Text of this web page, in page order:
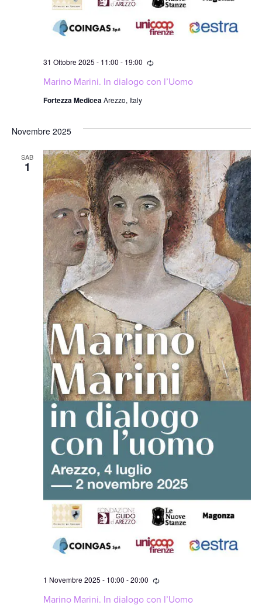
Marino Marini. In dialogo con l’Uomo
31 Ottobre 2025 - 11:00 - 19:00 Ricorrente
Fortezza MediceaArezzo, Italy
Novembre 2025
SAB
1
Marino Marini. In dialogo con l’Uomo
1 Novembre 2025 - 10:00 -20:00 Ricorrente